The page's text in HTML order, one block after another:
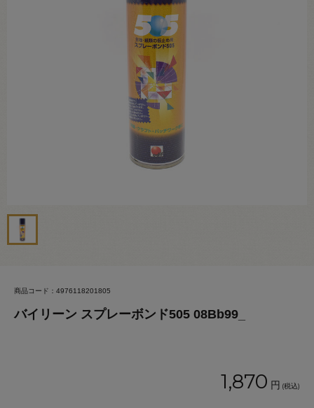
商品コード：4976118201805
バイリーン スプレーボンド505 08Bb99_
1,870 円 (税込)